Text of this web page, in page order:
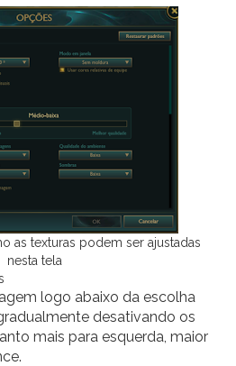
as texturas podem ser ajustadas
nesta tela
logo abaixo da escolha
desativando os
mais para esquerda, maior